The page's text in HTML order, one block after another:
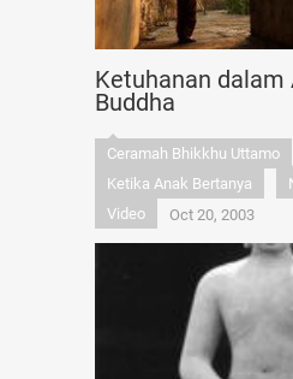
Ketuhanan dalam
Buddha
Ceramah Bhikkhu Uttamo
Ketika Anak Bertanya
Video
Oct 20, 2003